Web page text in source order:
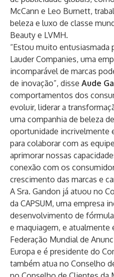
McCann e Leo Burnett,
beleza e luxo de classe
Beauty e LVMH.
“Estou muito entusiasmada
Lauder Companies, uma
incomparável de marcas
de inovação”, disse Aude
comportamentos dos
evoluir, liderar a
uma companhia de beleza
oportunidade incrivelmente
para colaborar com as
aprimorar nossas
conexão com os
crescimento das marcas e
A Sra. Gandon já atuou no
da CAPSUM, uma empresa
desenvolvimento de
e maquiagem, e atualmente
Federação Mundial de
Europa e é presidente do
também atua no Conselho